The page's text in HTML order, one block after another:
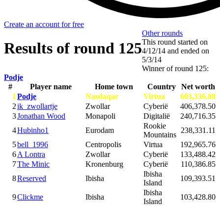
Create an account for free
Results of round 125
Other rounds
This round started on
4/12/14 and ended on
5/3/14
Winner of round 125:
Podje
#
Player name Home town Country
Net worth
1 Podje Nasdaqar Virtua
603,336.88
2ik_zwollartje Zwollar Cyberië
406,378.50
3Jonathan Wood Monapoli Digitalië
240,716.35
4Hubinho1 Eurodam
Rookie
Mountains
238,331.11
5bell_1996 Centropolis Virtua
192,965.76
6A Lontra Zwollar Cyberië
133,488.42
7The Minic Kronenburg Cyberië
110,386.85
8Reserved Ibisha
Ibisha
Island
109,393.51
9Clickme Ibisha
Ibisha
Island
103,428.80